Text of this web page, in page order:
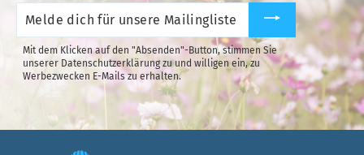
den Experten des PAL Verlags und
Bestsellerautorinnen desLebensfreude-
Kalenders:Maja Günther, Doris Wolf, Georg Rupp
und Gert Kowarowsky.
Das Lebensfreude-Tagebuch ist liebevoll
gestaltet und hochwertig produziert mit zwei
dich
unsere
Mailingliste
an.
Mit dem Klicken auf den "Absenden"-Button, stimmen Sie
unserer Datenschutzerklärung zu und willigen ein, zu
Werbezwecken E-Mails zu erhalten.